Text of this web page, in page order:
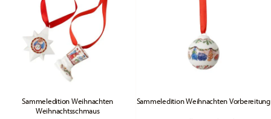
Sammeledition Weihnachten
Weihnachtsschmaus
Sammeledition Weihnachten Vorbereitung